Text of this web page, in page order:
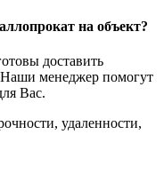
на объект?
доставить
Наши менеджер помогут
Вас.
удаленности,